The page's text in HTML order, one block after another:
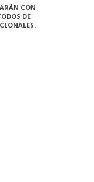
CON
DE